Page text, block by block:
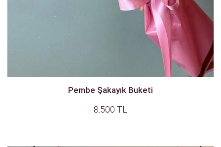
Pembe Şakayık Buketi
8.500 TL